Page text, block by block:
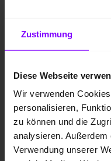
Zustimmung
Diese Webseite
Wir verwenden
personalisieren,
zu können und die
analysieren.
Verwendung unserer